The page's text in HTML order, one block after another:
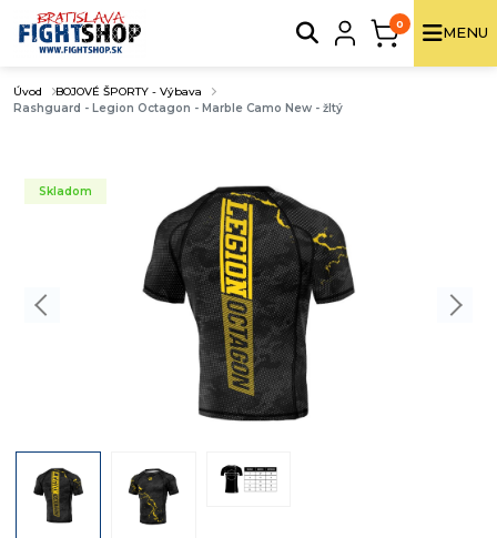
0
MENU
Úvod
BOJOVÉ ŠPORTY - Výbava
Rashguard - Legion Octagon - Marble Camo New - žltý
Skladom